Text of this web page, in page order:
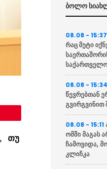
თუ
ბოლო
08.08 -
რაც მეტი
08.08 -
წევრებთან
08.08 - 15:11
ომში მაგას
ჩამოვიდა,
კლიჩკა